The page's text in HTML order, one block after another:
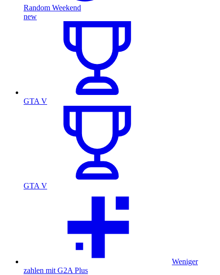
Random Weekend
new
GTA V
GTA V
Weniger
zahlen mit G2A Plus